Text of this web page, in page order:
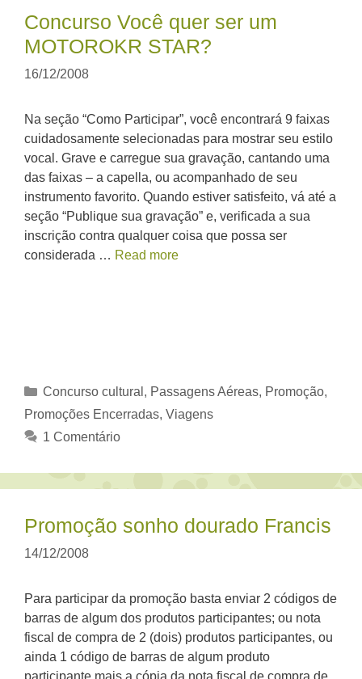
Concurso Você quer ser um
MOTOROKR STAR?
16/12/2008
Na seção “Como Participar”, você encontrará 9 faixas
cuidadosamente selecionadas para mostrar seu estilo
vocal. Grave e carregue sua gravação, cantando uma
das faixas – a capella, ou acompanhado de seu
instrumento favorito. Quando estiver satisfeito, vá até a
seção “Publique sua gravação” e, verificada a sua
inscrição contra qualquer coisa que possa ser
considerada … Read more
Categorias
Concurso cultural , Passagens Aéreas, Promoção,
Promoções Encerradas, Viagens
1 Comentário
Promoção sonho dourado Francis
14/12/2008
Para participar da promoção basta enviar 2 códigos de
barras de algum dos produtos participantes; ou nota
fiscal de compra de 2 (dois) produtos participantes, ou
ainda 1 código de barras de algum produto